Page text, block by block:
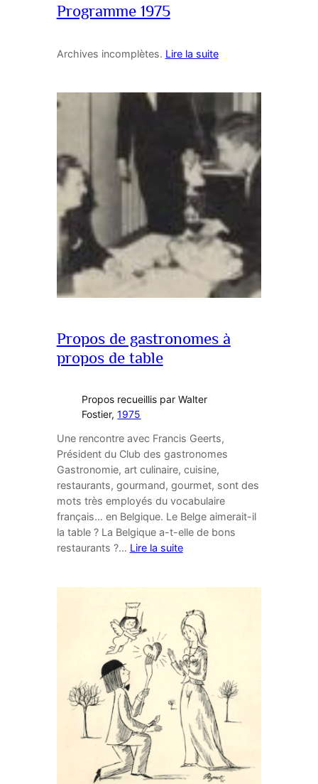
Programme 1975
Archives incomplètes. Lire la suite
Propos de gastronomes à
propos de table
Propos recueillis par Walter
Fostier,1975
Une rencontre avec Francis Geerts,
Président du Club des gastronomes
Gastronomie, art culinaire, cuisine,
restaurants, gourmand, gourmet, sont des
mots très employés du vocabulaire
français… en Belgique. Le Belge aimerait-il
la table ? La Belgique a-t-elle de bons
restaurants ?… Lire la suite